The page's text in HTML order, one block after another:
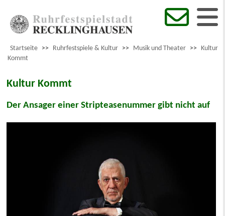
Startseite >> Ruhrfestspiele & Kultur >> Musik und Theater >> Kultur
Kommt
Kultur Kommt
Der Ansager einer Stripteasenummer gibt nicht auf